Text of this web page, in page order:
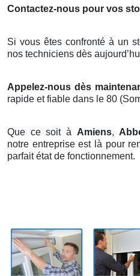
Contactez-nous pour vos
Si vous êtes confronté à un
nos techniciens dès
Appelez-nous dès
rapide et fiable dans le 80
Que ce soit à Amiens,
notre entreprise est là pour
parfait état de fonctionnement.